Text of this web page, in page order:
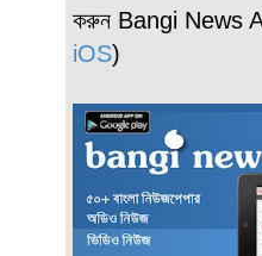
করুন Bangi News
iOS)